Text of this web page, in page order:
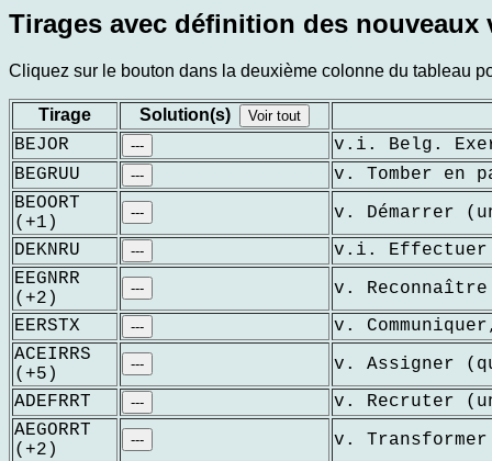
Tirages avec définition des nouveaux
Cliquez sur le bouton dans la deuxième colonne du tableau
Tirage Solution(s) Voir tout
BEJOR ---
v.i. Belg.
BEGRUU
---
v. Tomber en
BEOORT
(+1)
---
v. Démarrer
DEKNRU
---
v.i. Effectuer
EEGNRR
(+2)
---
v.
EERSTX
---
v.
ACEIRRS
(+5)
---
v. Assigner
ADEFRRT
---
v. Recruter
AEGORRT
(+2)
---
v.